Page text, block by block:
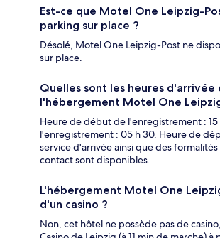
Est-ce que Motel One Leipzig-
parking sur place ?
Désolé, Motel One Leipzig-Post ne
sur place.
Quelles sont les heures
l'hébergement Motel One
Heure de début de l'enregistrement :
l'enregistrement : 05 h 30. Heure de
service d'arrivée ainsi que des
contact sont disponibles.
L'hébergement Motel One
d'un casino ?
Non, cet hôtel ne possède pas de